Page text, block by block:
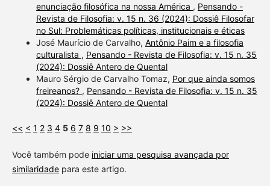
enunciação filosófica na nossa América , Pensando -
Revista de Filosofia: v. 15 n. 36 (2024): Dossiê Filosofar
no Sul: Problemáticas políticas, institucionais e éticas
José Maurício de Carvalho, Antônio Paim e a filosofia
culturalista , Pensando - Revista de Filosofia: v. 15 n. 35
(2024): Dossiê Antero de Quental
Mauro Sérgio de Carvalho Tomaz, Por que ainda somos
freireanos? , Pensando - Revista de Filosofia: v. 15 n. 35
(2024): Dossiê Antero de Quental
<< < 1 2 3 4 5 6 7 8 9 10 > >>
Você também pode iniciar uma pesquisa avançada por
similaridadepara este artigo.